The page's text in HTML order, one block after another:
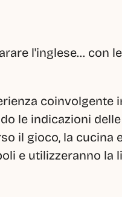
l'inglese... con
coinvolgente
le indicazioni delle
il gioco, la cucina
e utilizzeranno la